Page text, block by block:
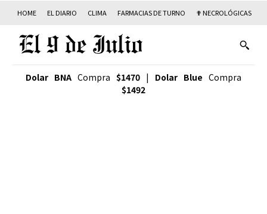
HOME EL DIARIO CLIMA FARMACIAS DE TURNO ✟ NECROLÓGICAS
Dolar BNA Compra $1470 | Dolar Blue Compra
$1492